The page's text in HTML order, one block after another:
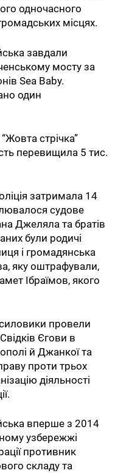
одночасного
місцях.
завдали
мосту за
Sea Baby.
один
стрічка”
перевищила 5 тис.
затримала 14
судове
Джеляла та братів
були родичі
і громадянська
яку оштрафували,
Ібраїмов, якого
силовики провели
Єгови в
й Джанкої та
проти трьох
діяльності
вперше з 2014
узбережжі
противник
складу та